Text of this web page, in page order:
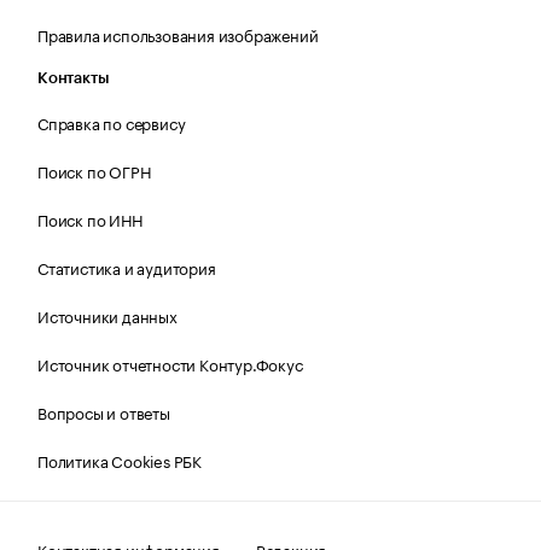
Правила использования изображений
Контакты
Справка по сервису
Поиск по ОГРН
Поиск по ИНН
Статистика и аудитория
Источники данных
Источник отчетности Контур.Фокус
Вопросы и ответы
Политика Cookies РБК